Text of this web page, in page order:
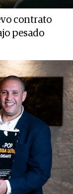
contrato
pesado